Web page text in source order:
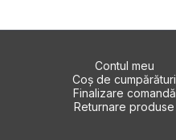
Contul meu
Coș de cumpărături
Finalizare comandă
Returnare produse